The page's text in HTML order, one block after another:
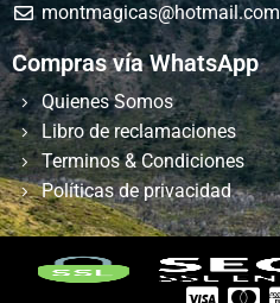
montmagicas@hotmail.com
Compras vía WhatsApp
Quienes Somos
Libro de reclamaciones
Terminos & Condiciones
Políticas de privacidad